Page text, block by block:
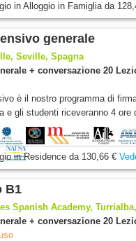
in Alloggio in Famigliada
generale
Seville, Spagna
+ conversazione 20
è il nostro programma di
e gli studenti riceveranno 4 ore
in Residence da 130,66 €
B1
Spanish Academy,
+ conversazione 20